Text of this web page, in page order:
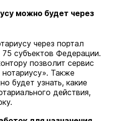
можно будет через
через портал
субъектов Федерации.
позволит сервис
нотариусу». Также
будет узнать, какие
действия,